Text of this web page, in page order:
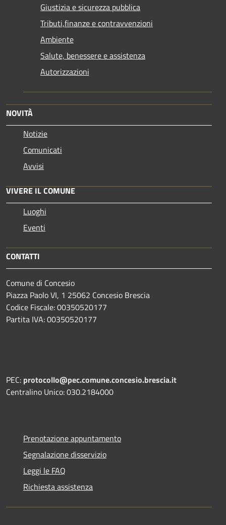
Giustizia e sicurezza pubblica
Tributi,finanze e contravvenzioni
Ambiente
Salute, benessere e assistenza
Autorizzazioni
NOVITÀ
Notizie
Comunicati
Avvisi
VIVERE IL COMUNE
Luoghi
Eventi
CONTATTI
Comune di Concesio
Piazza Paolo VI, 1 25062 Concesio Brescia
Codice Fiscale: 00350520177
Partita IVA: 00350520177
PEC: protocollo@pec.comune.concesio.brescia.it
Centralino Unico: 030.2184000
Prenotazione appuntamento
Segnalazione disservizio
Leggi le FAQ
Richiesta assistenza